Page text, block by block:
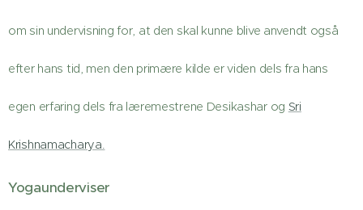
om sin undervisning for, at den skal kunne blive anvendt også
efter hans tid, men den primære kilde er viden dels fra hans
egen erfaring dels fra læremestrene Desikashar og Sri
Krishnamacharya.
Yogaunderviser